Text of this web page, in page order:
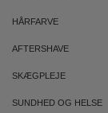
HÅRFARVE
AFTERSHAVE
SKÆGPLEJE
SUNDHED OG HELSE